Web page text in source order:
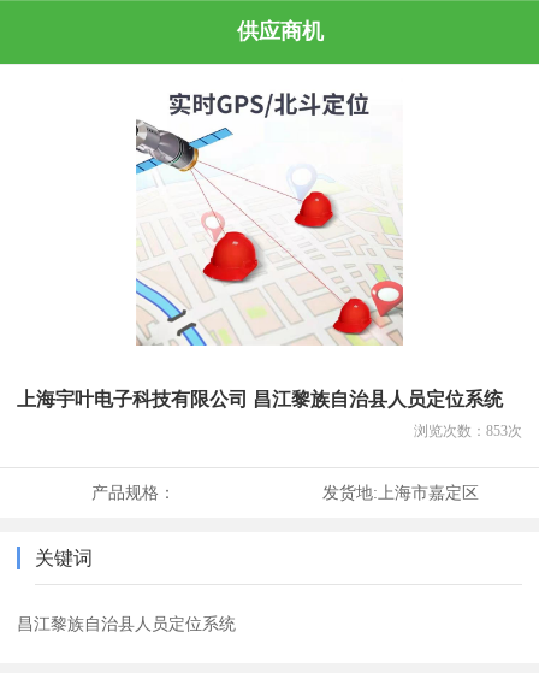
供应商机
上海宇叶电子科技有限公司 昌江黎族自治县人员定位系统
浏览次数： 853次
产品规格： 发货地:上海市嘉定区
关键词
昌江黎族自治县人员定位系统